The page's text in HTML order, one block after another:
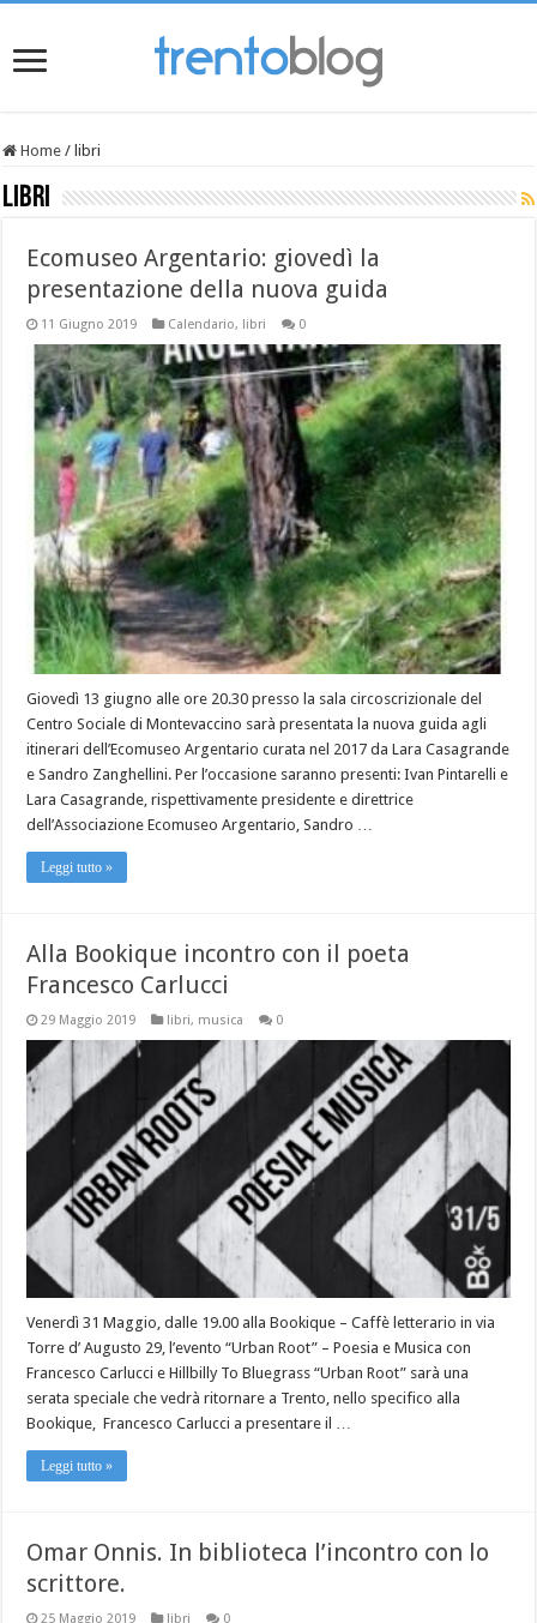
Home / libri
libri
Ecomuseo Argentario: giovedì la
presentazione della nuova guida
11 Giugno 2019 Calendario, libri 0
Giovedì 13 giugno alle ore 20.30 presso la sala circoscrizionale del
Centro Sociale di Montevaccino sarà presentata la nuova guida agli
itinerari dell’Ecomuseo Argentario curata nel 2017 da Lara Casagrande
e Sandro Zanghellini. Per l’occasione saranno presenti: Ivan Pintarelli e
Lara Casagrande, rispettivamente presidente e direttrice
dell’Associazione Ecomuseo Argentario, Sandro …
Leggi tutto »
Alla Bookique incontro con il poeta
Francesco Carlucci
29 Maggio 2019 libri, musica 0
Venerdì 31 Maggio, dalle 19.00 alla Bookique – Caffè letterario in via
Torre d’ Augusto 29, l’evento “Urban Root” – Poesia e Musica con
Francesco Carlucci e Hillbilly To Bluegrass “Urban Root” sarà una
serata speciale che vedrà ritornare a Trento, nello specifico alla
Bookique, Francesco Carlucci a presentare il …
Leggi tutto »
Omar Onnis. In biblioteca l’incontro con lo
scrittore.
25 Maggio 2019 libri 0